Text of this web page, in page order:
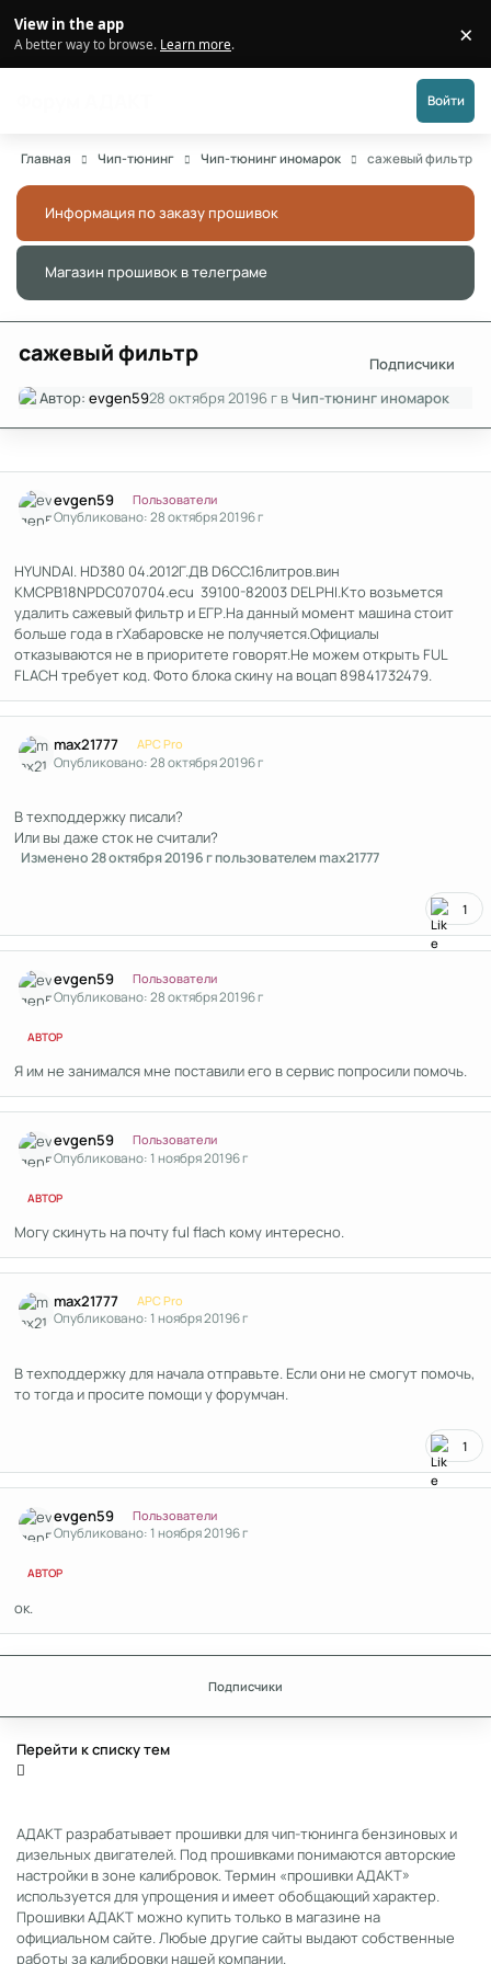
View in the app
A better way to browse. Learn more. ×
Войти
Главная Чип-тюнинг Чип-тюнинг иномарок сажевый фильтр
Информация по заказу прошивок
Магазин прошивок в телеграме
сажевый фильтр
Подписчики
Автор:evgen5928 октября 20196 г в Чип-тюнинг иномарок
evgen59 Пользователи
Опубликовано:28 октября 20196 г
HYUNDAI. HD380 04.2012Г.ДВ D6CC.16литров.вин
KMCPB18NPDC070704.ecu 39100-82003 DELPHI.Кто возьмется
удалить сажевый фильтр и ЕГР.На данный момент машина стоит
больше года в гХабаровске не получяется.Официалы
отказываются не в приоритете говорят.Не можем открыть FUL
FLACH требует код. Фото блока скину на воцап 89841732479.
max21777 APC Pro
Опубликовано:28 октября 20196 г
В техподдержку писали?
Или вы даже сток не считали?
Изменено28 октября 20196 гпользователем max21777
1
evgen59 Пользователи
Опубликовано:28 октября 20196 г
АВТОР
Я им не занимался мне поставили его в сервис попросили помочь.
evgen59 Пользователи
Опубликовано:1 ноября 20196 г
АВТОР
Могу скинуть на почту ful flach кому интересно.
max21777 APC Pro
Опубликовано:1 ноября 20196 г
В техподдержку для начала отправьте. Если они не смогут помочь,
то тогда и просите помощи у форумчан.
1
evgen59 Пользователи
Опубликовано:1 ноября 20196 г
АВТОР
ок.
Подписчики
Перейти к списку тем
АДАКТ разрабатывает прошивки для чип-тюнинга бензиновых и
дизельных двигателей. Под прошивками понимаются авторские
настройки в зоне калибровок. Термин «прошивки АДАКТ»
используется для упрощения и имеет обобщающий характер.
Прошивки АДАКТ можно купить только в магазине на
официальном сайте. Любые другие сайты выдают собственные
работы за калибровки нашей компании.